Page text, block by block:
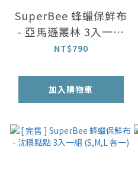
SuperBee 蜂蠟保鮮布
- 亞馬遜叢林 3入一組
(S,M,L 各一)
NT$790
加入購物車